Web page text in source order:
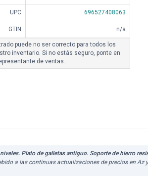
UPC 696527408063
GTIN n/a
puede no ser correcto para todos los
inventario. Si no estás seguro, ponte en
de ventas.
Plato de galletas antiguo. Soporte de hierro
a las continuas actualizaciones de precios en